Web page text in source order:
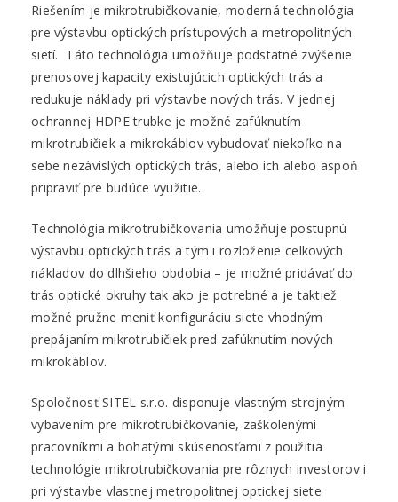
Riešením je mikrotrubičkovanie, moderná technológia
pre výstavbu optických prístupových a metropolitných
sietí. Táto technológia umožňuje podstatné zvýšenie
prenosovej kapacity existujúcich optických trás a
redukuje náklady pri výstavbe nových trás. V jednej
ochrannej HDPE trubke je možné zafúknutím
mikrotrubičiek a mikrokáblov vybudovať niekoľko na
sebe nezávislých optických trás, alebo ich alebo aspoň
pripraviť pre budúce využitie.
Technológia mikrotrubičkovania umožňuje postupnú
výstavbu optických trás a tým i rozloženie celkových
nákladov do dlhšieho obdobia – je možné pridávať do
trás optické okruhy tak ako je potrebné a je taktiež
možné pružne meniť konfiguráciu siete vhodným
prepájaním mikrotrubičiek pred zafúknutím nových
mikrokáblov.
Spoločnosť SITEL s.r.o. disponuje vlastným strojným
vybavením pre mikrotrubičkovanie, zaškolenými
pracovníkmi a bohatými skúsenosťami z použitia
technológie mikrotrubičkovania pre rôznych investorov i
pri výstavbe vlastnej metropolitnej optickej siete